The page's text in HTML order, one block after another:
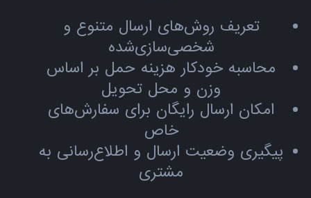
تعریف روش‌های ارسال متنوع و
شخصی‌سازی‌شده
محاسبه خودکار هزینه حمل بر اساس
وزن و محل تحویل
امکان ارسال رایگان برای سفارش‌های
خاص
پیگیری وضعیت ارسال و اطلاع‌رسانی به
مشتری